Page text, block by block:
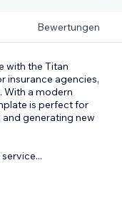
Bewertungen
with the Titan
insurance agencies,
With a modern
is perfect for
generating new
...